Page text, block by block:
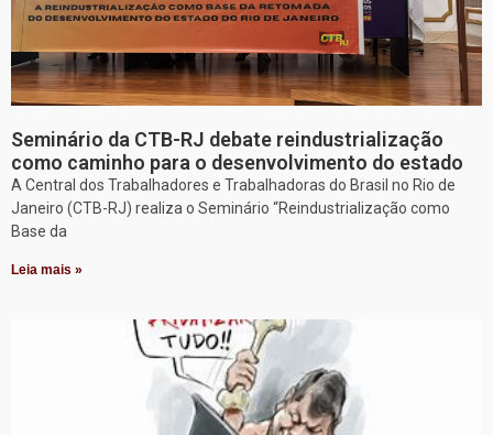
Seminário da CTB-RJ debate reindustrialização
como caminho para o desenvolvimento do estado
A Central dos Trabalhadores e Trabalhadoras do Brasil no Rio de
Janeiro (CTB-RJ) realiza o Seminário “Reindustrialização como
Base da
Leia mais »